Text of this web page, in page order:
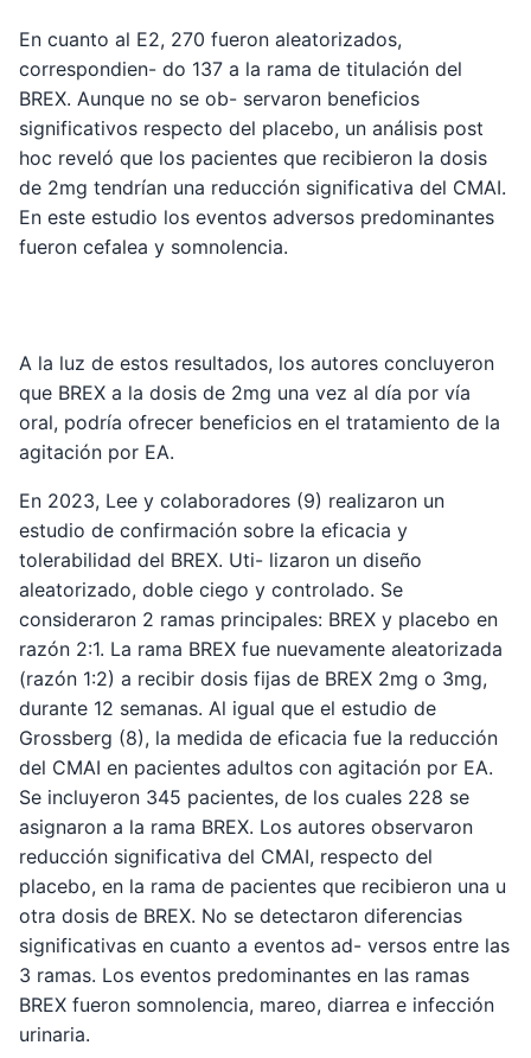
En cuanto al E2, 270 fueron aleatorizados,
correspondien- do 137 a la rama de titulación del
BREX. Aunque no se ob- servaron beneficios
significativos respecto del placebo, un análisis post
hoc reveló que los pacientes que recibieron la dosis
de 2mg tendrían una reducción significativa del CMAI.
En este estudio los eventos adversos predominantes
fueron cefalea y somnolencia.
A la luz de estos resultados, los autores concluyeron
que BREX a la dosis de 2mg una vez al día por vía
oral, podría ofrecer beneficios en el tratamiento de la
agitación por EA.
En 2023, Lee y colaboradores (9) realizaron un
estudio de confirmación sobre la eficacia y
tolerabilidad del BREX. Uti- lizaron un diseño
aleatorizado, doble ciego y controlado. Se
consideraron 2 ramas principales: BREX y placebo en
razón 2:1. La rama BREX fue nuevamente aleatorizada
(razón 1:2) a recibir dosis fijas de BREX 2mg o 3mg,
durante 12 semanas. Al igual que el estudio de
Grossberg (8), la medida de eficacia fue la reducción
del CMAI en pacientes adultos con agitación por EA.
Se incluyeron 345 pacientes, de los cuales 228 se
asignaron a la rama BREX. Los autores observaron
reducción significativa del CMAI, respecto del
placebo, en la rama de pacientes que recibieron una u
otra dosis de BREX. No se detectaron diferencias
significativas en cuanto a eventos ad- versos entre las
3 ramas. Los eventos predominantes en las ramas
BREX fueron somnolencia, mareo, diarrea e infección
urinaria.